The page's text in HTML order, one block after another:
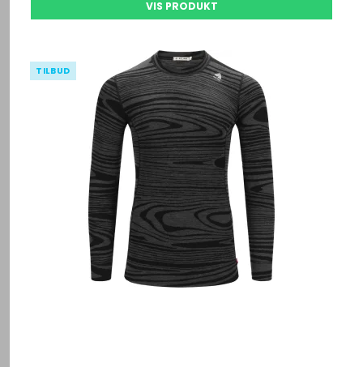
VIS PRODUKT
TILBUD